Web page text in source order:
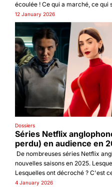
écoulée ! Ce qui a marché, ce qui
12 January 2026
Dossiers
Séries Netflix
perdu) en audience en
De nombreuses séries Netflix
nouvelles saisons en 2025.
4 January 2026